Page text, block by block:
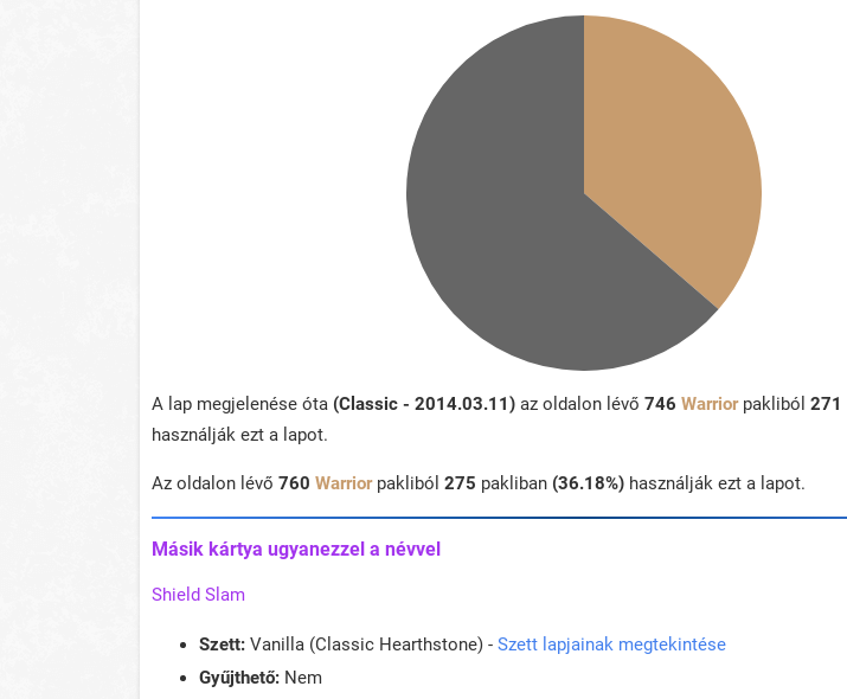
A lap megjelenése óta (Classic - 2014.03.11) az oldalon lévő 746 Warriorpakliból 271
használják ezt a lapot.
Az oldalon lévő 760 Warriorpakliból 275 pakliban (36.18%) használják ezt a lapot.
Másik kártya ugyanezzel a névvel
Shield Slam
Szett: Vanilla (Classic Hearthstone) - Szett lapjainak megtekintése
Gyűjthető: Nem